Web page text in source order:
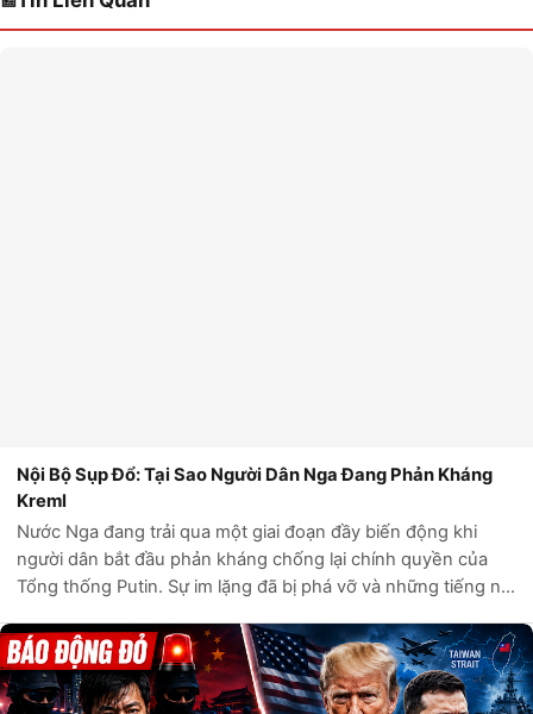
Nước Nga đang trải qua một giai đoạn đầy biến động khi
người dân bắt đầu phản kháng chống lại chính quyền của
Tổng thống Putin. Sự im lặng đã bị phá vỡ và những tiếng nói
của sự phản kháng đang vang lên khắp nơi. Từ các đường
phố của Moscow đến trái...